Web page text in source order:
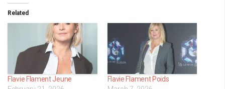
Related
Flavie Flament Jeune
Flavie Flament Poids